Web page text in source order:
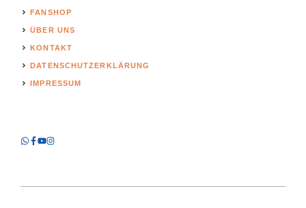
FANSHOP
ÜBER UNS
KONTAKT
DATENSCHUTZERKLÄRUNG
IMPRESSUM